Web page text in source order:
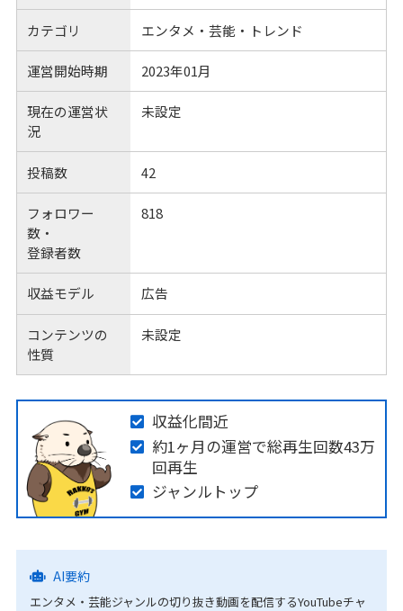
カテゴリ エンタメ・芸能・トレンド
運営開始時期 2023年01月
現在の運営状
況
未設定
投稿数 42
フォロワー
数・
登録者数
818
収益モデル 広告
コンテンツの
性質
未設定
収益化間近
約1ヶ月の運営で総再生回数43万
回再生
ジャンルトップ
AI要約
エンタメ・芸能ジャンルの切り抜き動画を配信するYouTubeチャ